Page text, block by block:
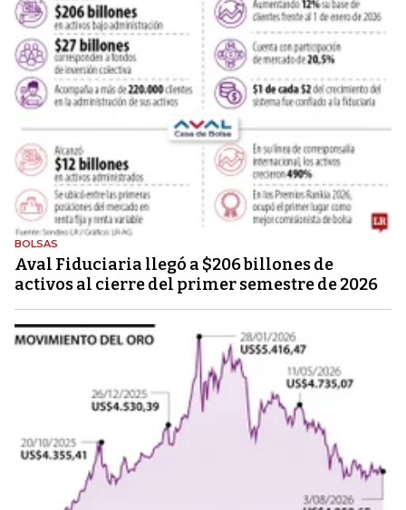
BOLSAS
Aval Fiduciaria llegó a $206 billones de
activos al cierre del primer semestre de 2026